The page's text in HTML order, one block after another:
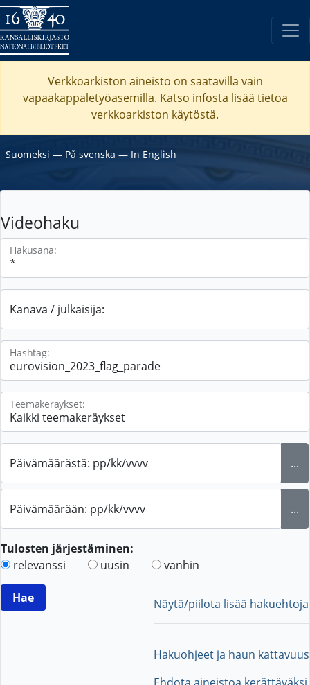
Verkkoarkiston aineisto on saatavilla vain
vapaakappaletyöasemilla. Katso infosta lisää tietoa
verkkoarkiston käytöstä.
Suomeksi ― På svenska ― In English
Videohaku
Hakusana:
Kanava / julkaisija:
Hashtag:
Teemakeräykset:
Päivämäärästä: pp/kk/vvvv ...
Päivämäärään: pp/kk/vvvv ...
Tulosten järjestäminen:
relevanssi
uusin vanhin
Näytä/piilota lisää hakuehtoja
Hakuohjeet ja haun kattavuus